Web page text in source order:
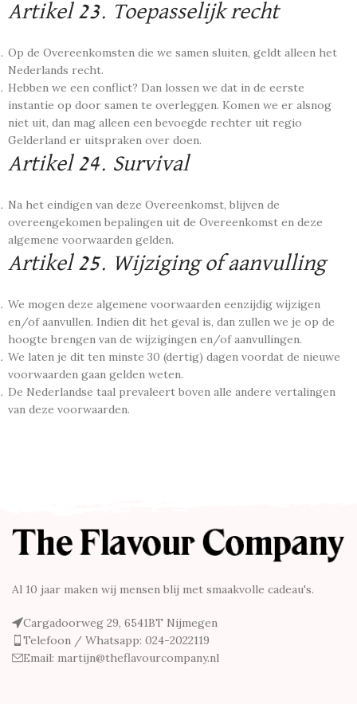
Artikel 23. Toepasselijk recht
Op de Overeenkomsten die we samen sluiten, geldt alleen het
Nederlands recht.
Hebben we een conflict? Dan lossen we dat in de eerste
instantie op door samen te overleggen. Komen we er alsnog
niet uit, dan mag alleen een bevoegde rechter uit regio
Gelderland er uitspraken over doen.
Artikel 24. Survival
Na het eindigen van deze Overeenkomst, blijven de
overeengekomen bepalingen uit de Overeenkomst en deze
algemene voorwaarden gelden.
Artikel 25. Wijziging of aanvulling
We mogen deze algemene voorwaarden eenzijdig wijzigen
en/of aanvullen. Indien dit het geval is, dan zullen we je op de
hoogte brengen van de wijzigingen en/of aanvullingen.
We laten je dit ten minste 30 (dertig) dagen voordat de nieuwe
voorwaarden gaan gelden weten.
De Nederlandse taal prevaleert boven alle andere vertalingen
van deze voorwaarden.
Al 10 jaar maken wij mensen blij met smaakvolle cadeau's.
Cargadoorweg 29, 6541BT Nijmegen
Telefoon / Whatsapp: 024-2022119
Email: martijn@theflavourcompany.nl